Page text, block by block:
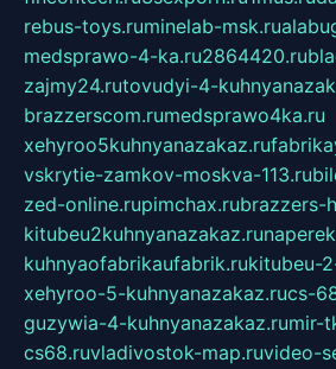
rebus-toys.ruminelab-msk.ru
medsprawo-4-ka.ru2864420.ru
zajmy24.rutovudyi-4-
brazzerscom.rumedsprawo4ka.ru
xehyroo5kuhnyanazakaz.ru
vskrytie-zamkov-moskva-113.ru
zed-online.rupimchax.rubrazzers-
kitubeu2kuhnyanazakaz.ru
kuhnyaofabrikaufabrik.rukitubeu-
xehyroo-5-kuhnyanazakaz.rucs-
guzywia-4-kuhnyanazakaz.rumir-
cs68.ruvladivostok-map.ruvideo-